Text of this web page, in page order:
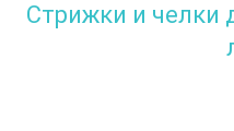
Стрижки и челки